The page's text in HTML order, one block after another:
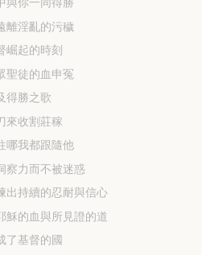
離淫亂的污穢
崛起的時刻
聖徒的血申冤
得勝之歌
來收割莊稼
哪我都跟隨他
察力而不被迷惑
出持續的忍耐與信心
穌的血與所見證的道
了基督的國